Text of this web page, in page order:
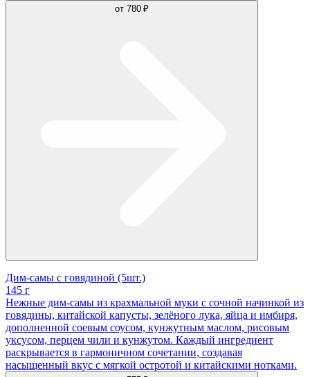
от 780 ₽
Дим-самы с говядиной (5шт.)
145 г
Нежные дим-самы из крахмальной муки с сочной начинкой из
говядины, китайской капусты, зелёного лука, яйца и имбиря,
дополненной соевым соусом, кунжутным маслом, рисовым
уксусом, перцем чили и кунжутом. Каждый ингредиент
раскрывается в гармоничном сочетании, создавая
насыщенный вкус с мягкой остротой и китайскими нотками.